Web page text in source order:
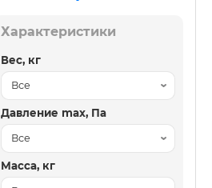
Характеристики
Вес, кг
Давление max, Па
Масса, кг